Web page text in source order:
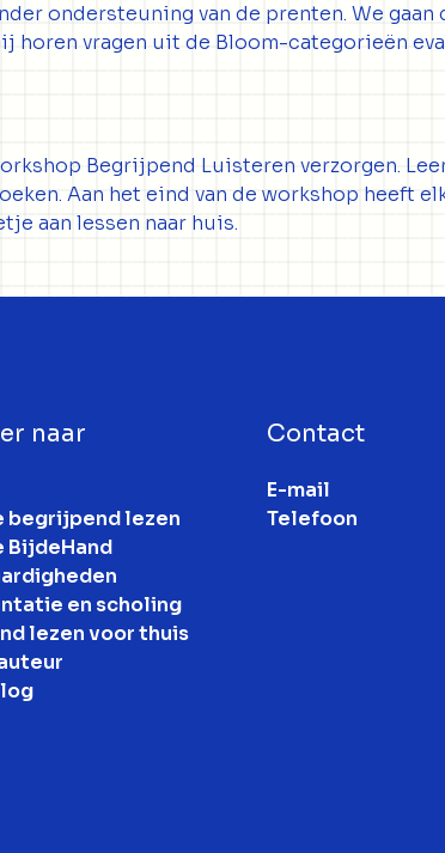
ondersteuning van de prenten. We
vragen uit de Bloom-categorieën
Begrijpend Luisteren verzorgen.
Aan het eind van de workshop heeft
aan lessen naar huis.
naar
begrijpend lezen
BijdeHand
en scholing
lezen voor thuis
Contact
E-mail
Telefoon